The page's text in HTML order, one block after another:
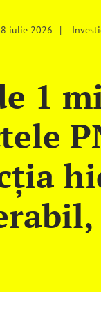
iulie 2026
1